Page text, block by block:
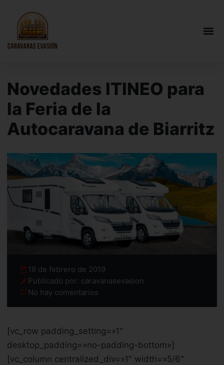
Novedades ITINEO para
la Feria de la
Autocaravana de Biarritz
19 de febrero de 2019
Publicado por: caravanasevasion
No hay comentarios
[vc_row padding_setting=»1″
desktop_padding=»no-padding-bottom»]
[vc_column centralized_div=»1″ width=»5/6″